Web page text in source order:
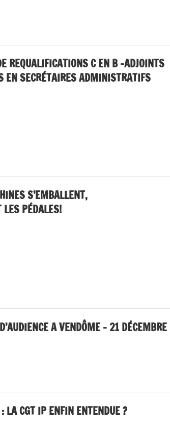
REQUALIFICATIONS C EN B –ADJOINTS
EN SECRÉTAIRES ADMINISTRATIFS
S’EMBALLENT,
LES PÉDALES!
A VENDÔME – 21 DÉCEMBRE
LA CGT IP ENFIN ENTENDUE ?